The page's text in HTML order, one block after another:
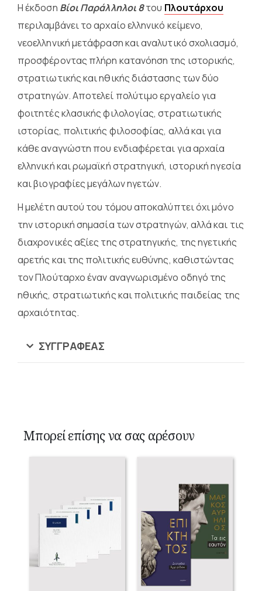
Η έκδοση Βίοι Παράλληλοι 8του Πλουτάρχου
περιλαμβάνει το αρχαίο ελληνικό κείμενο,
νεοελληνική μετάφραση και αναλυτικό σχολιασμό,
προσφέροντας πλήρη κατανόηση της ιστορικής,
στρατιωτικής και ηθικής διάστασης των δύο
στρατηγών. Αποτελεί πολύτιμο εργαλείο για
φοιτητές κλασικής φιλολογίας, στρατιωτικής
ιστορίας, πολιτικής φιλοσοφίας, αλλά και για
κάθε αναγνώστη που ενδιαφέρεται για αρχαία
ελληνική και ρωμαϊκή στρατηγική, ιστορική ηγεσία
και βιογραφίες μεγάλων ηγετών.
Η μελέτη αυτού του τόμου αποκαλύπτει όχι μόνο
την ιστορική σημασία των στρατηγών, αλλά και τις
διαχρονικές αξίες της στρατηγικής, της ηγετικής
αρετής και της πολιτικής ευθύνης, καθιστώντας
τον Πλούταρχο έναν αναγνωρισμένο οδηγό της
ηθικής, στρατιωτικής και πολιτικής παιδείας της
αρχαιότητας.
ΣΥΓΓΡΑΦΈΑΣ
Μπορεί επίσης να σας αρέσουν